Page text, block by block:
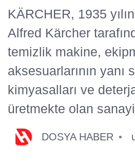
KÄRCHER, 1935
Alfred Kärcher
temizlik makine,
aksesuarlarının yanı
kimyasalları ve
üretmekte olan
DOSYA HABER